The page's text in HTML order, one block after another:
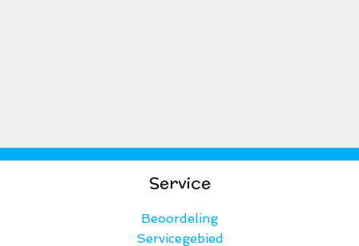
Service
Beoordeling
Servicegebied